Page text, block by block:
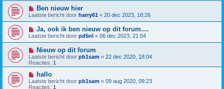
Ben nieuw hier
Laatste bericht door harry61 « 20 dec 2023, 18:26
Ja, ook ik ben nieuw op dit forum....
Laatste bericht door pd5nl « 06 dec 2023, 21:54
Nieuw op dit forum
Laatste bericht door pb1sam « 22 dec 2020, 18:04
Reacties: 1
hallo
Laatste bericht door pb1sam « 09 aug 2020, 09:23
Reacties: 1